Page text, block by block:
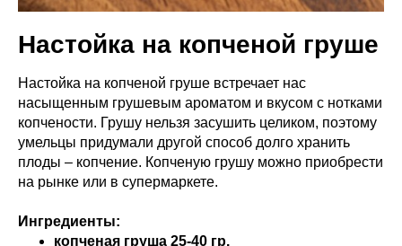
Настойка на копченой груше
Настойка на копченой груше встречает нас
насыщенным грушевым ароматом и вкусом с нотками
копчености. Грушу нельзя засушить целиком, поэтому
умельцы придумали другой способ долго хранить
плоды – копчение. Копченую грушу можно приобрести
на рынке или в супермаркете.
Ингредиенты:
копченая груша 25-40 гр.